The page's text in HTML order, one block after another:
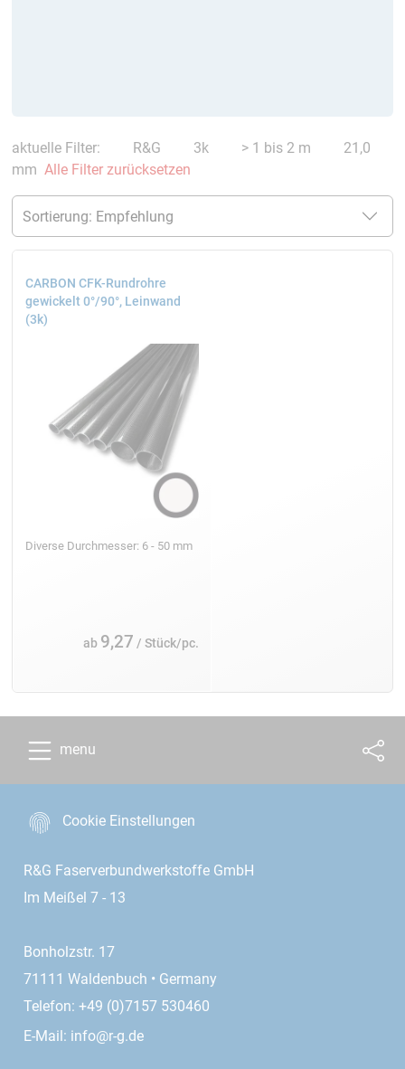
aktuelle Filter: R&G 3k > 1 bis 2 m
21,0
mm Alle Filter zurücksetzen
CARBON CFK-Rundrohre
gewickelt 0°/90°, Leinwand
(3k)
Diverse Durchmesser: 6 - 50 mm
ab 9,27 / Stück/pc.
menu
Cookie Einstellungen
R&G Faserverbundwerkstoffe GmbH
Im Meißel 7 - 13
Bonholzstr. 17
71111 Waldenbuch • Germany
Telefon: +49 (0)7157 530460
E-Mail: info@r-g.de